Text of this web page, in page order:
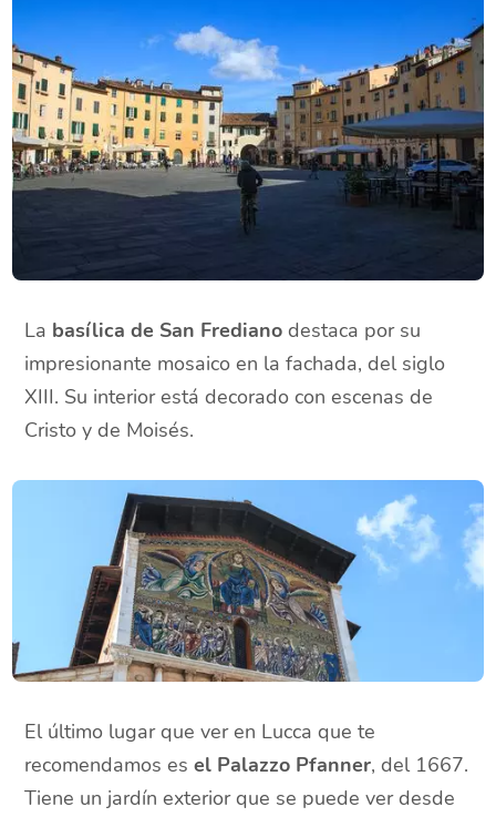
La basílica de San Frediano destaca por su
impresionante mosaico en la fachada, del siglo
XIII. Su interior está decorado con escenas de
Cristo y de Moisés.
El último lugar que ver en Lucca que te
recomendamos esel Palazzo Pfanner, del 1667.
Tiene un jardín exterior que se puede ver desde